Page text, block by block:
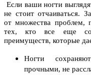
Если ваши ногти
не стоит отчаиваться.
от множества проблем,
тех, кто все еще
преимуществ, которые
Ногти
прочными, не